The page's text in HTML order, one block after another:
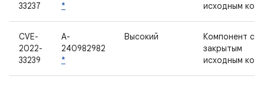
33237
*
исходным
CVE-
2022-
33239
A-
240982982
*
Высокий
Компонент с
закрытым
исходным